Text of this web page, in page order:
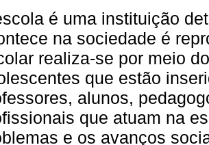
é uma instituição
na sociedade é
realiza-se por meio
que estão
alunos,
que atuam na
e os avanços